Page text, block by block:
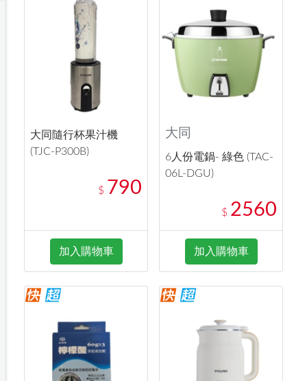
大同隨行杯果汁機
(TJC-P300B)
$ 790
加入購物車
大同
6人份電鍋- 綠色 (TAC-
06L-DGU)
$ 2560
加入購物車